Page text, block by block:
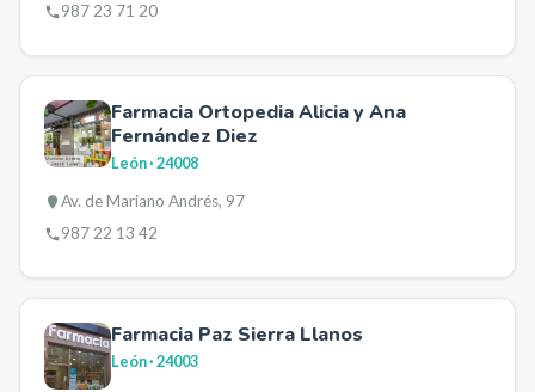
987 23 71 20
Farmacia Ortopedia Alicia y Ana
Fernández Diez
León· 24008
Av. de Mariano Andrés, 97
987 22 13 42
Farmacia Paz Sierra Llanos
León· 24003